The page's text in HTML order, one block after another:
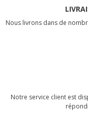
Nous livrons dans de
Notre service client est